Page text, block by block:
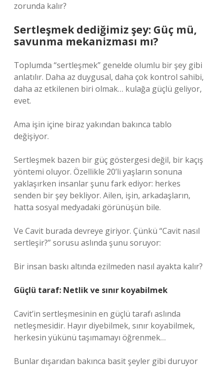
zorunda kalır?
Sertleşmek dediğimiz şey: Güç mü,
savunma mekanizması mı?
Toplumda “sertleşmek” genelde olumlu bir şey gibi
anlatılır. Daha az duygusal, daha çok kontrol sahibi,
daha az etkilenen biri olmak… kulağa güçlü geliyor,
evet.
Ama işin içine biraz yakından bakınca tablo
değişiyor.
Sertleşmek bazen bir güç göstergesi değil, bir kaçış
yöntemi oluyor. Özellikle 20’li yaşların sonuna
yaklaşırken insanlar şunu fark ediyor: herkes
senden bir şey bekliyor. Ailen, işin, arkadaşların,
hatta sosyal medyadaki görünüşün bile.
Ve Cavit burada devreye giriyor. Çünkü “Cavit nasıl
sertleşir?” sorusu aslında şunu soruyor:
Bir insan baskı altında ezilmeden nasıl ayakta kalır?
Güçlü taraf: Netlik ve sınır koyabilmek
Cavit’in sertleşmesinin en güçlü tarafı aslında
netleşmesidir. Hayır diyebilmek, sınır koyabilmek,
herkesin yükünü taşımamayı öğrenmek…
Bunlar dışarıdan bakınca basit şeyler gibi duruyor